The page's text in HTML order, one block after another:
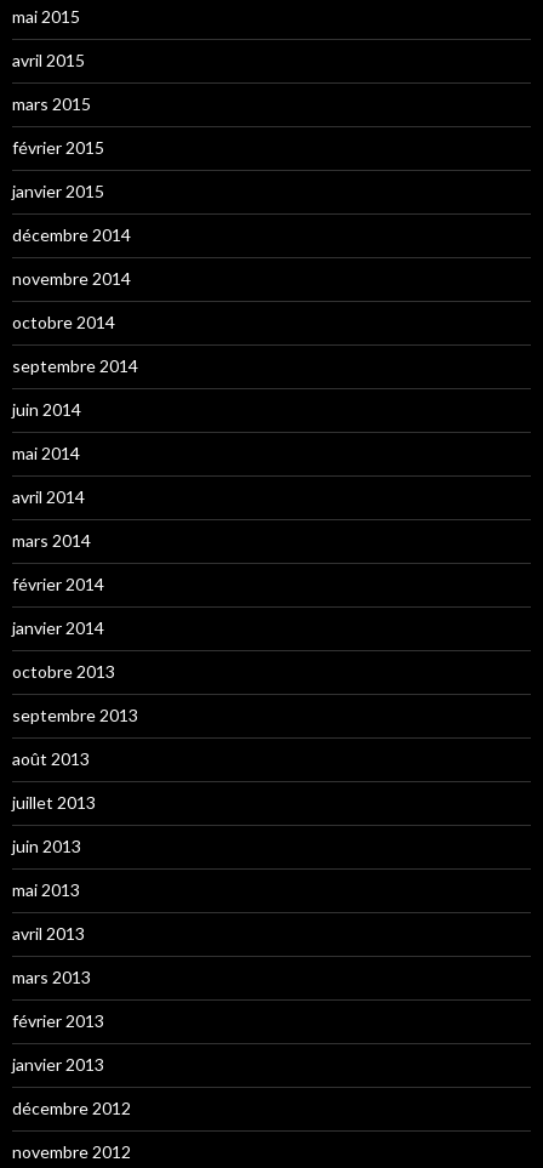
mai 2015
avril 2015
mars 2015
février 2015
janvier 2015
décembre 2014
novembre 2014
octobre 2014
septembre 2014
juin 2014
mai 2014
avril 2014
mars 2014
février 2014
janvier 2014
octobre 2013
septembre 2013
août 2013
juillet 2013
juin 2013
mai 2013
avril 2013
mars 2013
février 2013
janvier 2013
décembre 2012
novembre 2012